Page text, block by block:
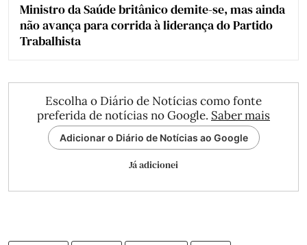
Ministro da Saúde britânico demite-se, mas ainda
não avança para corrida à liderança do Partido
Trabalhista
Escolha o Diário de Notícias como fonte
preferida de notícias no Google. Saber mais
Adicionar o Diário de Notícias ao Google
Já adicionei